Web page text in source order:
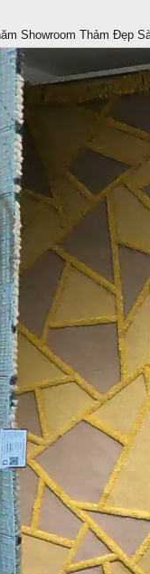
cổ điển VINTAGE
nhất được bảo
và Website
OPUS_54219655
của Bỉ Ảnh
Thảm Vintage ở
chúng tôi rất
cung cấp cho
tìm kiếm, chọn lọc
Showroom Thảm Đẹp